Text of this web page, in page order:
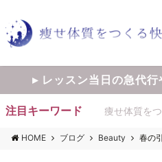
▸ レッスン当日の急代
注目キーワード 痩せ体質を
HOME ブログ Beauty 春の